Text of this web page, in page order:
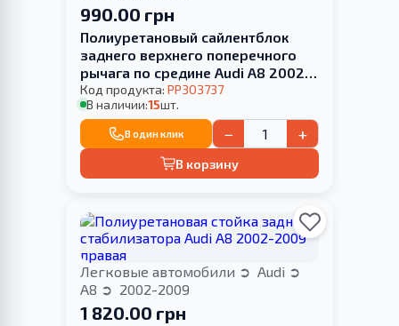
990.00 грн
Полиуретановый сайлентблок
заднего верхнего поперечного
рычага по средине Audi A8 2002-
2009
Код продукта: PP303737
В наличии:15шт.
В один клик − +
В корзину
Легковые автомобили
Audi
A8
2002-2009
1 820.00 грн